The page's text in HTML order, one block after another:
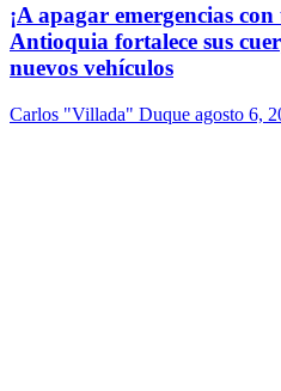
¡A apagar emergencias
Antioquia fortalece sus
nuevos vehículos
Carlos "Villada" Duque agosto 6,